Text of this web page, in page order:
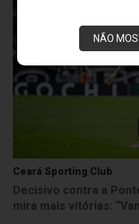
NÃO
Ceará Sporting Club
Decisivo contra a
mira mais vitórias: